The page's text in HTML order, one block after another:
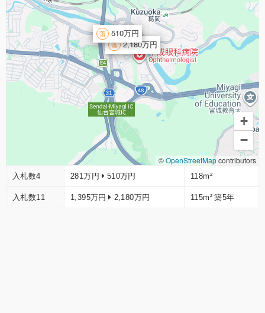
2,180万円
510万円
+
−
©OpenStreetMapcontributors
入札数4 281万円 510万円 118m²
入札数11 1,395万円 2,180万円 115m² 築5年